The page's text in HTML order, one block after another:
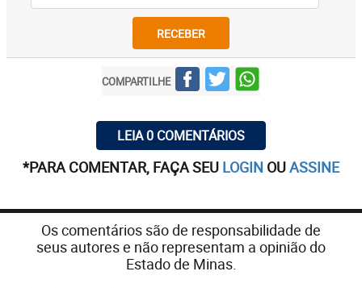
RECEBER
COMPARTILHE
LEIA 0 COMENTÁRIOS
*PARA COMENTAR, FAÇA SEU LOGIN OUASSINE
Os comentários são de responsabilidade de
seus autores e não representam a opinião do
Estado de Minas.